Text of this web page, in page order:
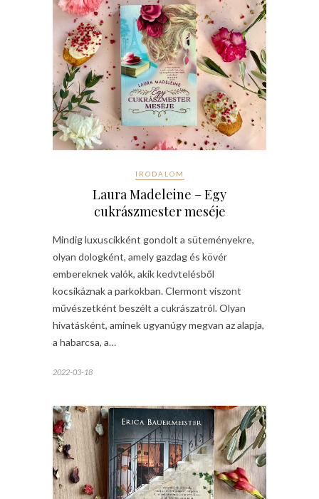
IRODALOM
Laura Madeleine – Egy
cukrászmester meséje
Mindig luxuscikként gondolt a süteményekre,
olyan dologként, amely gazdag és kövér
embereknek valók, akik kedvtelésből
kocsikáznak a parkokban. Clermont viszont
művészetként beszélt a cukrászatról. Olyan
hivatásként, aminek ugyanúgy megvan az alapja,
a habarcsa, a…
2022-03-18